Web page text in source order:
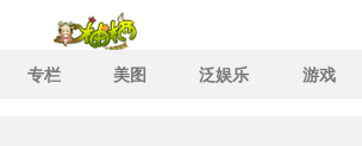
专栏 美图 泛娱乐 游戏